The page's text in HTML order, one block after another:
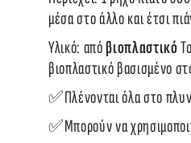
μέσα στο άλλο και έτσι
Υλικό: από βιοπλαστικό
βιοπλαστικό βασισμένο
✅Πλένονται όλα στο
✅Μπορούν να